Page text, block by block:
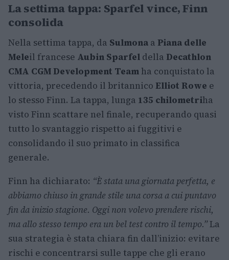
La settima tappa: Sparfel vince, Finn
consolida
Nella settima tappa, da Sulmona a Piana delle
Meleil francese Aubin Sparfel della Decathlon
CMA CGM Development Team ha conquistato la
vittoria, precedendo il britannico Elliot Rowe e
lo stesso Finn. La tappa, lunga 135 chilometriha
visto Finn scattare nel finale, recuperando quasi
tutto lo svantaggio rispetto ai fuggitivi e
consolidando il suo primato in classifica
generale.
Finn ha dichiarato: “È stata una giornata perfetta, e
abbiamo chiuso in grande stile una corsa a cui puntavo
fin da inizio stagione. Oggi non volevo prendere rischi,
ma allo stesso tempo era un bel test contro il tempo.”La
sua strategia è stata chiara fin dall’inizio: evitare
rischi e concentrarsi sulle tappe che gli erano